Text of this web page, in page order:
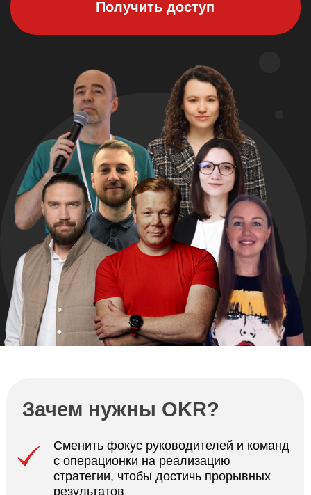
Сменить фокус руководителей и команд
с операционки на реализацию
стратегии, чтобы достичь прорывных
результатов
Попробовать новый способ мотивации
Повысить вовлеченность и
замотивировать команду на работу с
амбициозными целями (Change и
Disrupt)
Зачем нужны OKR?